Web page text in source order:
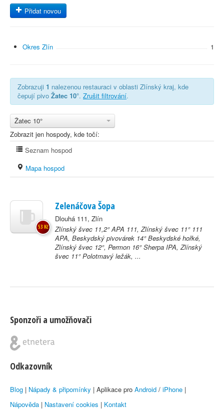
Přidat novou
Okres Zlín 1
Zobrazuji 1 nalezenou restauraci v oblasti Zlínský kraj, kde
čepují pivo Žatec 10°. Zrušit filtrování.
Žatec 10°
Zobrazit jen hospody, kde točí:
Seznam hospod
Mapa hospod
Zelenáčova Šopa
Dlouhá 111, Zlín
Zlínský švec 11,2° APA 111, Zlínský švec 11° 111
APA, Beskydský pivovárek 14° Beskydské hořké,
Zlínský švec 12°, Permon 16° Sherpa IPA, Zlínský
švec 11° Polotmavý ležák, ...
53 Kč
Sponzoři a umožňovači
Odkazovník
Blog | Nápady & připomínky | Aplikace pro Android / iPhone |
Nápověda | Nastavení cookies | Kontakt